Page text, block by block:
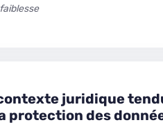
juridique
protection des